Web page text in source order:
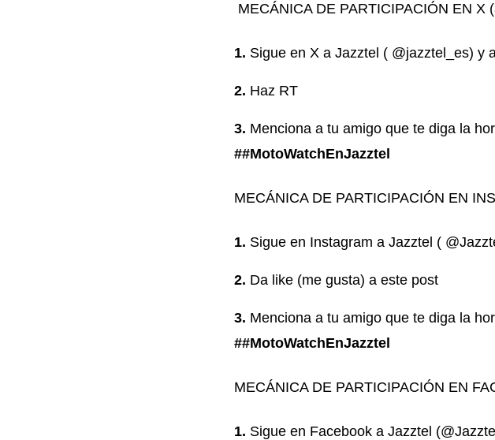
MECÁNICA DE PARTICIPACIÓN EN X
Sigue en X a Jazztel ( @jazztel_es) y
Haz RT
Menciona a tu amigo que te diga la
##MotoWatchEnJazztel
MECÁNICA DE PARTICIPACIÓN EN
Sigue en Instagram a Jazztel (
Da like (me gusta) a este post
Menciona a tu amigo que te diga la
##MotoWatchEnJazztel
MECÁNICA DE PARTICIPACIÓN EN
Sigue en Facebook a Jazztel